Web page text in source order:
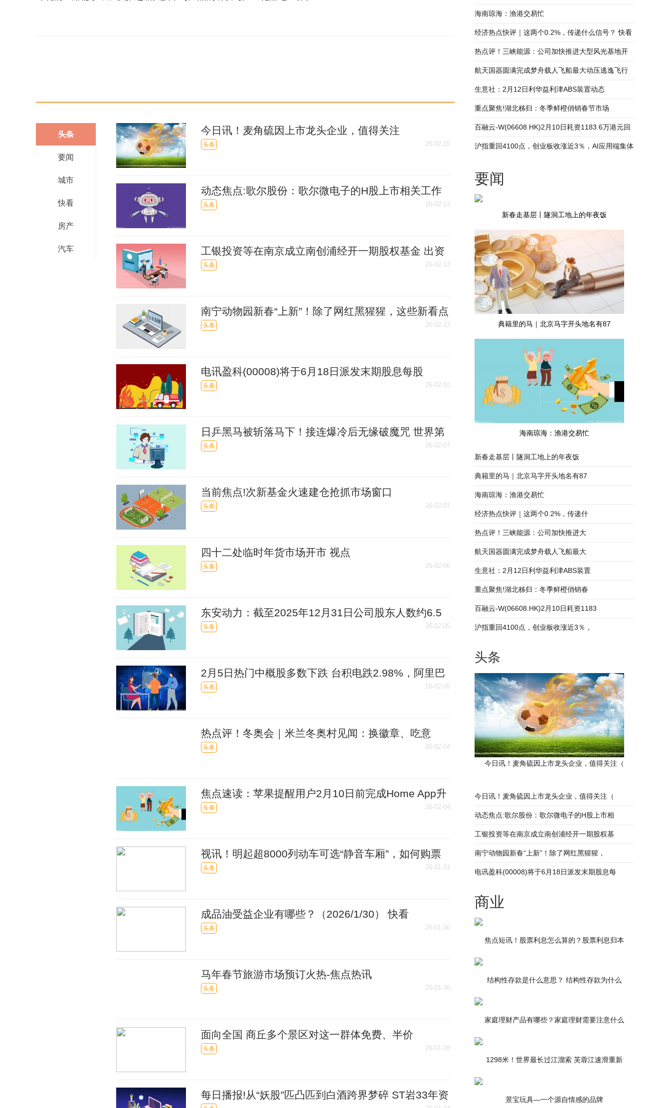
头条
要闻
城市
快看
房产
汽车
今日讯！麦角硫因上市龙头企业，值得关注
（2026/2/13）
头条 26-02-15
动态焦点:歌尔股份：歌尔微电子的H股上市相关工作
仍在推进中
头条 26-02-13
工银投资等在南京成立南创浦经开一期股权基金 出资
额5亿
头条 26-02-13
南宁动物园新春“上新”！除了网红黑猩猩，这些新看点
别错过_时快讯
头条 26-02-13
电讯盈科(00008)将于6月18日派发末期股息每股
0.2848港元
头条 26-02-10
日乒黑马被斩落马下！接连爆冷后无缘破魔咒 世界第
4上限明显更高|热消息
头条 26-02-07
当前焦点!次新基金火速建仓抢抓市场窗口
头条 26-02-07
四十二处临时年货市场开市 视点
头条 26-02-06
东安动力：截至2025年12月31日公司股东人数约6.5
万户|速读
头条 26-02-05
2月5日热门中概股多数下跌 台积电跌2.98%，阿里巴
巴跌2.76%|焦点
头条 26-02-05
热点评！冬奥会｜米兰冬奥村见闻：换徽章、吃意
面、“中国红”点亮奥运氛围
头条 26-02-04
焦点速读：苹果提醒用户2月10日前完成Home App升
级
头条 26-02-04
视讯！明起超8000列动车可选“静音车厢”，如何购票
看这里
头条 26-01-31
成品油受益企业有哪些？（2026/1/30） 快看
头条 26-01-30
马年春节旅游市场预订火热-焦点热讯
头条 26-01-30
面向全国 商丘多个景区对这一群体免费、半价
头条 26-01-28
每日播报!从“妖股”匹凸匹到白酒跨界梦碎 ST岩33年资
驹桥、马连道是怎么来的？ 播报
海南琼海：渔港交易忙
经济热点快评｜这两个0.2%，传递什么信号？ 快看
热点评！三峡能源：公司加快推进大型风光基地开
发，着力巩固海上风电引领优势
航天国器圆满完成梦舟载人飞船最大动压逃逸飞行
试验护航任务_热资讯
生意社：2月12日利华益利津ABS装置动态
重点聚焦!湖北秭归：冬季鲜橙俏销春节市场
百融云-W(06608.HK)2月10日耗资1183.6万港元回
购104万股_每日短讯
沪指重回4100点，创业板收涨近3％，AI应用端集体
要闻
新春走基层丨隧洞工地上的年夜饭
典籍里的马｜北京马字开头地名有87
海南琼海：渔港交易忙
新春走基层丨隧洞工地上的年夜饭
典籍里的马｜北京马字开头地名有87
海南琼海：渔港交易忙
经济热点快评｜这两个0.2%，传递什
热点评！三峡能源：公司加快推进大
航天国器圆满完成梦舟载人飞船最大
生意社：2月12日利华益利津ABS装置
重点聚焦!湖北秭归：冬季鲜橙俏销春
百融云-W(06608.HK)2月10日耗资1183
沪指重回4100点，创业板收涨近3％，
头条
今日讯！麦角硫因上市龙头企业，值得关注（
今日讯！麦角硫因上市龙头企业，值得关注（
动态焦点:歌尔股份：歌尔微电子的H股上市相
工银投资等在南京成立南创浦经开一期股权基
南宁动物园新春“上新”！除了网红黑猩猩，
电讯盈科(00008)将于6月18日派发末期股息每
商业
焦点短讯！股票利息怎么算的？股票利息归本
结构性存款是什么意思？ 结构性存款为什么
家庭理财产品有哪些？家庭理财需要注意什么
1298米！世界最长过江溜索 芙蓉江速滑重新
景宝玩具—一个源自情感的品牌